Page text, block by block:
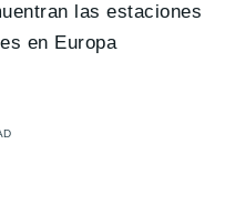
las estaciones
en Europa